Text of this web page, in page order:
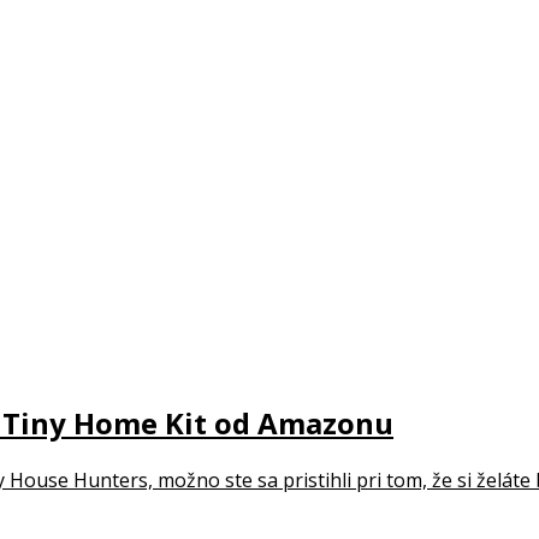
Home Kit od Amazonu
Hunters, možno ste sa pristihli pri tom, že si želáte